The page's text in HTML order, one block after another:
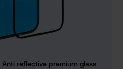
Anti reflective premium glass